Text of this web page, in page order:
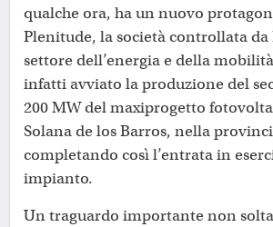
qualche ora, ha un nuovo
Plenitude, la società controllata
settore dell’energia e della
infatti avviato la produzione del
200 MW del maxiprogetto
Solana de los Barros, nella
completando così l’entrata in
impianto.
Un traguardo importante non